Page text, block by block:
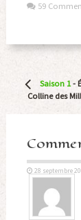
59
Article
Saison 1-
Colline des
28 septembre